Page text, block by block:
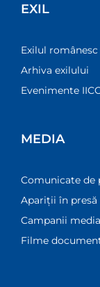
EXIL
Exilul
Arhiva exilului
Evenimente
MEDIA
Comunicate de
Apariții în presă
Campanii media
Filme